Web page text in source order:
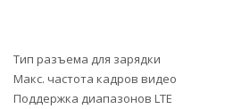
Тип разъема для зарядки
Макс. частота кадров видео
Поддержка диапазонов LTE